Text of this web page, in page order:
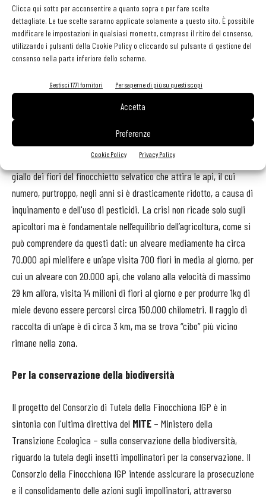
Clicca qui sotto per acconsentire a quanto sopra o per fare scelte
dettagliate. Le tue scelte saranno applicate solamente a questo sito. È possibile
modificare le impostazioni in qualsiasi momento, compreso il ritiro del consenso,
utilizzando i pulsanti della Cookie Policy o cliccando sul pulsante di gestione del
consenso nella parte inferiore dello schermo.
Gestisci 1771 fornitori Per saperne di più su questi scopi
Accetta
Preferenze
Cookie Policy Privacy Policy
verificare lo stato di salute dei terreni delle coltivazioni ed il
territorio dove le api voleranno. «L'impollinazione gioca un ruolo
fondamentale sulla nostra catena alimentare. Gli insetti impollinatori
non avendo un ruolo diretto nell'economia sono spesso sottovalutati -
territorio risulta estremamente importante per diffondere la cultura e
il valore delle api, permettendo di creare impollinazione e
biomonitoraggio
Un territorio con caratteristiche e colori unici, tra cui spicca il
giallo dei fiori del finocchietto selvatico che attira le api, il cui
numero, purtroppo, negli anni si è drasticamente ridotto, a causa di
inquinamento e dell'uso di pesticidi. La crisi non ricade solo sugli
apicoltori ma è fondamentale nell’equilibrio dell’agricoltura, come si
può comprendere da questi dati: un alveare mediamente ha circa
70.000 api mielifere e un’ape visita 700 fiori in media al giorno, per
cui un alveare con 20.000 api, che volano alla velocità di massimo
29 km all’ora, visita 14 milioni di fiori al giorno e per produrre 1kg di
miele devono essere percorsi circa 150.000 chilometri. Il raggio di
raccolta di un’ape è di circa 3 km, ma se trova “cibo” più vicino
rimane nella zona.
Per la conservazione della biodiversità
Il progetto del Consorzio di Tutela della Finocchiona IGP è in
sintonia con l'ultima direttiva del MITE – Ministero della
Transizione Ecologica – sulla conservazione della biodiversità,
riguardo la tutela degli insetti impollinatori per la conservazione. Il
Consorzio della Finocchiona IGP intende assicurare la prosecuzione
e il consolidamento delle azioni sugli impollinatori, attraverso